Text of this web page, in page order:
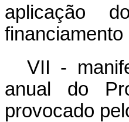
aplicação
VII -
anual do
provocado